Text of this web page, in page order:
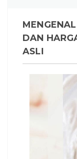
DAN
ASLI